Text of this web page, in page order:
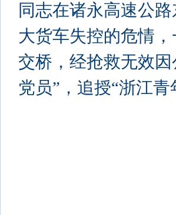
同志在诸永高速公
大货车失控的危情
交桥，经抢救无效
党员”，追授“浙江